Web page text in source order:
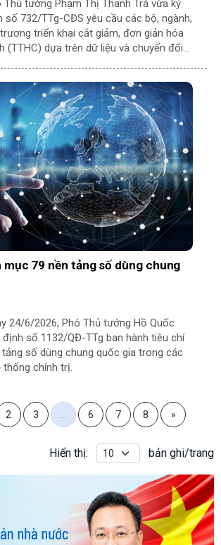
Thủ tướng Phạm Thị Thanh Trà vừa ký
số 732/TTg-CĐS yêu cầu các bộ, ngành,
triển khai cắt giảm, đơn giản hóa
(TTHC) dựa trên dữ liệu và chuyển đổi
mục 79 nền tảng số dùng chung
24/6/2026, Phó Thủ tướng Hồ Quốc
định số 1132/QĐ-TTg ban hành tiêu chí
tảng số dùng chung quốc gia trong các
chính trị.
2 3 6 7 8 »
Hiển thị: bản ghi/trang